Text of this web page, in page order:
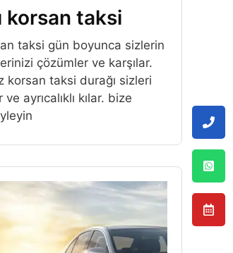
korsan taksi
taksi gün boyunca sizlerin
çözümler ve karşılar.
korsan taksi durağı sizleri
ayrıcalıklı kılar. bize